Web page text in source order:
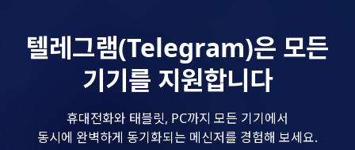
텔레그램(Telegram)은 모든
기기를 지원합니다
휴대전화와 태블릿, PC까지 모든 기기에서
동시에 완벽하게 동기화되는 메신저를 경험해 보세요.